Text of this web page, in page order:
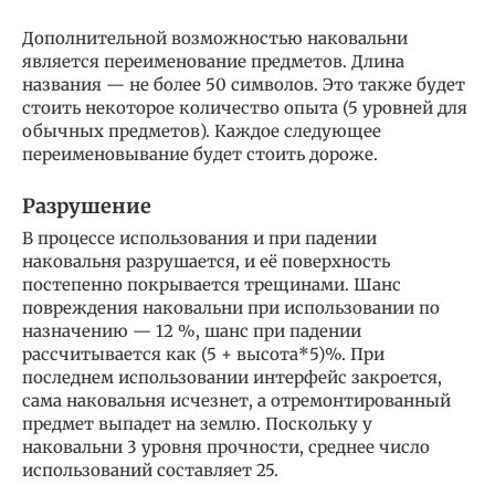
Дополнительной возможностью наковальни
является переименование предметов. Длина
названия — не более 50 символов. Это также будет
стоить некоторое количество опыта (5 уровней для
обычных предметов). Каждое следующее
переименовывание будет стоить дороже.
Разрушение
В процессе использования и при падении
наковальня разрушается, и её поверхность
постепенно покрывается трещинами. Шанс
повреждения наковальни при использовании по
назначению — 12 %, шанс при падении
рассчитывается как (5 + высота*5)%. При
последнем использовании интерфейс закроется,
сама наковальня исчезнет, а отремонтированный
предмет выпадет на землю. Поскольку у
наковальни 3 уровня прочности, среднее число
использований составляет 25.